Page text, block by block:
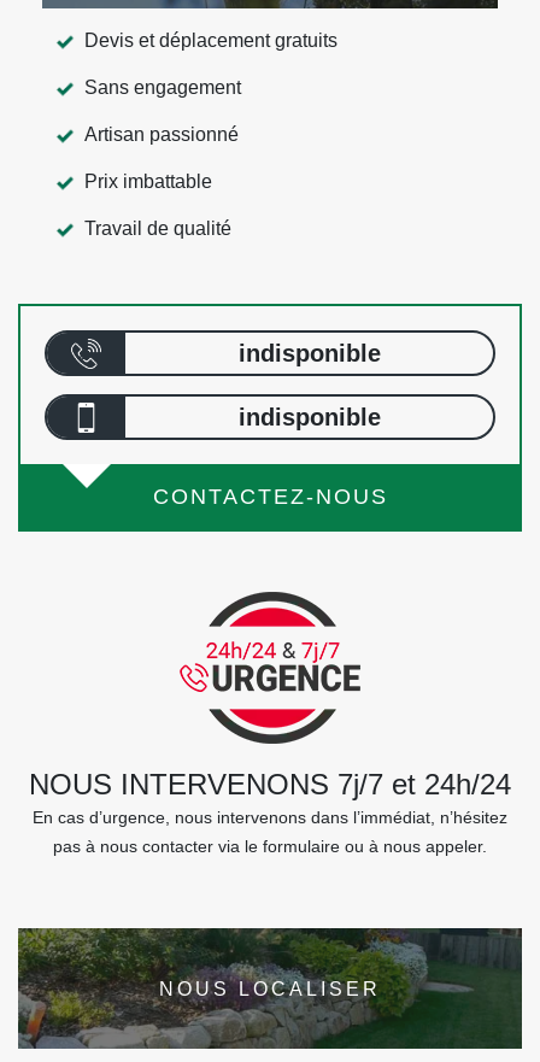
Devis et déplacement gratuits
Sans engagement
Artisan passionné
Prix imbattable
Travail de qualité
indisponible
indisponible
CONTACTEZ-NOUS
NOUS INTERVENONS 7j/7 et 24h/24
En cas d’urgence, nous intervenons dans l’immédiat, n’hésitez
pas à nous contacter via le formulaire ou à nous appeler.
NOUS LOCALISER